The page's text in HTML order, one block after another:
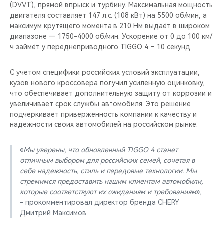
(DVVT), прямой впрыск и турбину. Максимальная мощность
двигателя составляет 147 л.с. (108 кВт) на 5500 об/мин, а
максимум крутящего момента в 210 Нм выдаёт в широком
диапазоне — 1750-4000 об/мин. Ускорение от 0 до 100 км/
ч займёт у переднеприводного TIGGO 4 – 10 секунд.
С учетом специфики российских условий эксплуатации,
кузов нового кроссовера получил усиленную оцинковку,
что обеспечивает дополнительную защиту от коррозии и
увеличивает срок службы автомобиля. Это решение
подчеркивает приверженность компании к качеству и
надежности своих автомобилей на российском рынке.
«Мы уверены, что обновленный TIGGO 4 станет
отличным выбором для российских семей, сочетая в
себе надежность, стиль и передовые технологии. Мы
стремимся предоставить нашим клиентам автомобили,
которые соответствуют их ожиданиям и требованиям»,
- прокомментировал директор бренда CHERY
Дмитрий Максимов.